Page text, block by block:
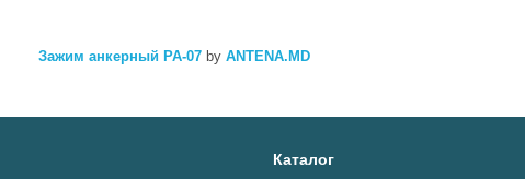
Зажим анкерный PA-07 by ANTENA.MD
Каталог